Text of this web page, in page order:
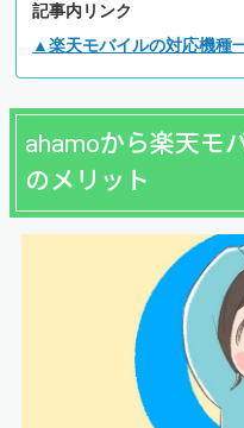
記事内リンク
▲楽天モバイルの対応機種
ahamoから楽天モ
のメリット